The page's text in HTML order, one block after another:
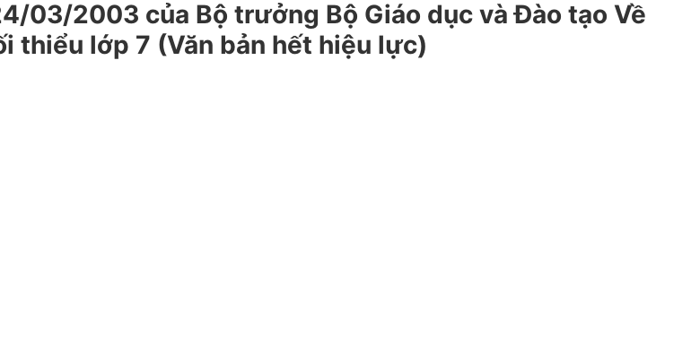
03/2003 của Bộ trưởng Bộ Giáo dục và Đào tạo Về
thiểu lớp 7 (Văn bản hết hiệu lực)